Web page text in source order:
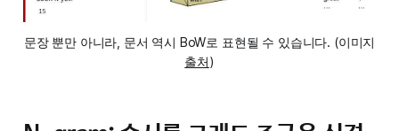
문장 뿐만 아니라, 문서 역시 BoW로 표현될 수 있습니다. (이미지
출처)